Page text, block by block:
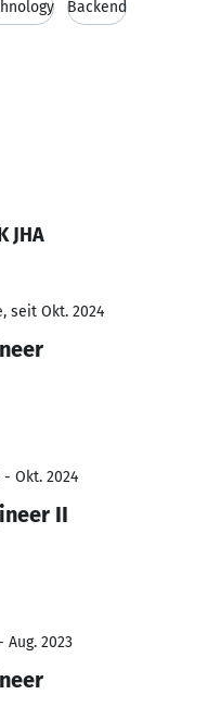
Backend
JHA
seit Okt. 2024
- Okt. 2024
II
Aug. 2023